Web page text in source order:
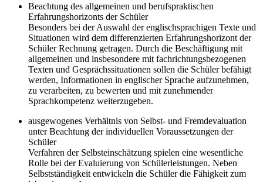
Beachtung des allgemeinen und berufspraktischen
Erfahrungshorizonts der Schüler
Besonders bei der Auswahl der englischsprachigen Texte und
Situationen wird dem diffe­renzierten Erfahrungshorizont der
Schüler Rechnung getragen. Durch die Beschäftigung mit
allgemeinen und insbesondere mit fachrichtungsbezogenen
Texten und Gesprächssituationen sollen die Schüler befähigt
werden, Informationen in englischer Sprache aufzunehmen,
zu verarbeiten, zu bewerten und mit zunehmender
Sprachkompetenz weiterzugeben.
ausgewogenes Verhältnis von Selbst- und Fremdevaluation
unter Be­achtung der individuellen Voraussetzungen der
Schüler
Verfahren der Selbstein­schätzung spielen eine wesentliche
Rolle bei der Evaluierung von Schülerleistungen. Neben
Selbstständigkeit entwickeln die Schüler die Fähigkeit zum